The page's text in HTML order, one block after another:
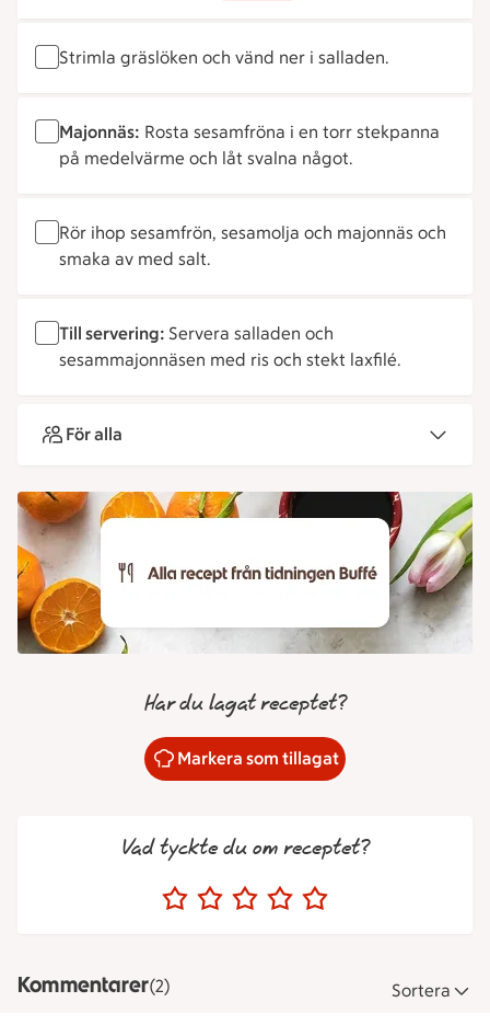
Strimla gräslöken och vänd ner i salladen.
Majonnäs: Rosta sesamfröna i en torr stekpanna
på medelvärme och låt svalna något.
Rör ihop sesamfrön, sesamolja och majonnäs och
smaka av med salt.
Till servering: Servera salladen och
sesammajonnäsen med ris och stekt laxfilé.
För alla
Har du lagat receptet?
Markera som tillagat
Vad tyckte du om receptet?
Kommentarer(2) Sortera